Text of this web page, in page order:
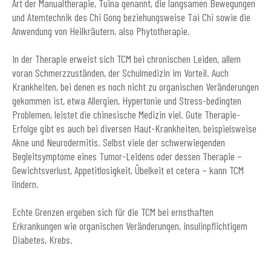
Art der Manualtherapie, Tuina genannt, die langsamen Bewegungen
und Atemtechnik des Chi Gong beziehungsweise Tai Chi sowie die
Anwendung von Heilkräutern, also Phytotherapie.
In der Therapie erweist sich TCM bei chronischen Leiden, allem
voran Schmerzzuständen, der Schulmedizin im Vorteil. Auch
Krankheiten, bei denen es noch nicht zu organischen Veränderungen
gekommen ist, etwa Allergien, Hypertonie und Stress-bedingten
Problemen, leistet die chinesische Medizin viel. Gute Therapie-
Erfolge gibt es auch bei diversen Haut-Krankheiten, beispielsweise
Akne und Neurodermitis. Selbst viele der schwerwiegenden
Begleitsymptome eines Tumor-Leidens oder dessen Therapie –
Gewichtsverlust, Appetitlosigkeit, Übelkeit et cetera – kann TCM
lindern.
Echte Grenzen ergeben sich für die TCM bei ernsthaften
Erkrankungen wie organischen Veränderungen, insulinpflichtigem
Diabetes, Krebs.